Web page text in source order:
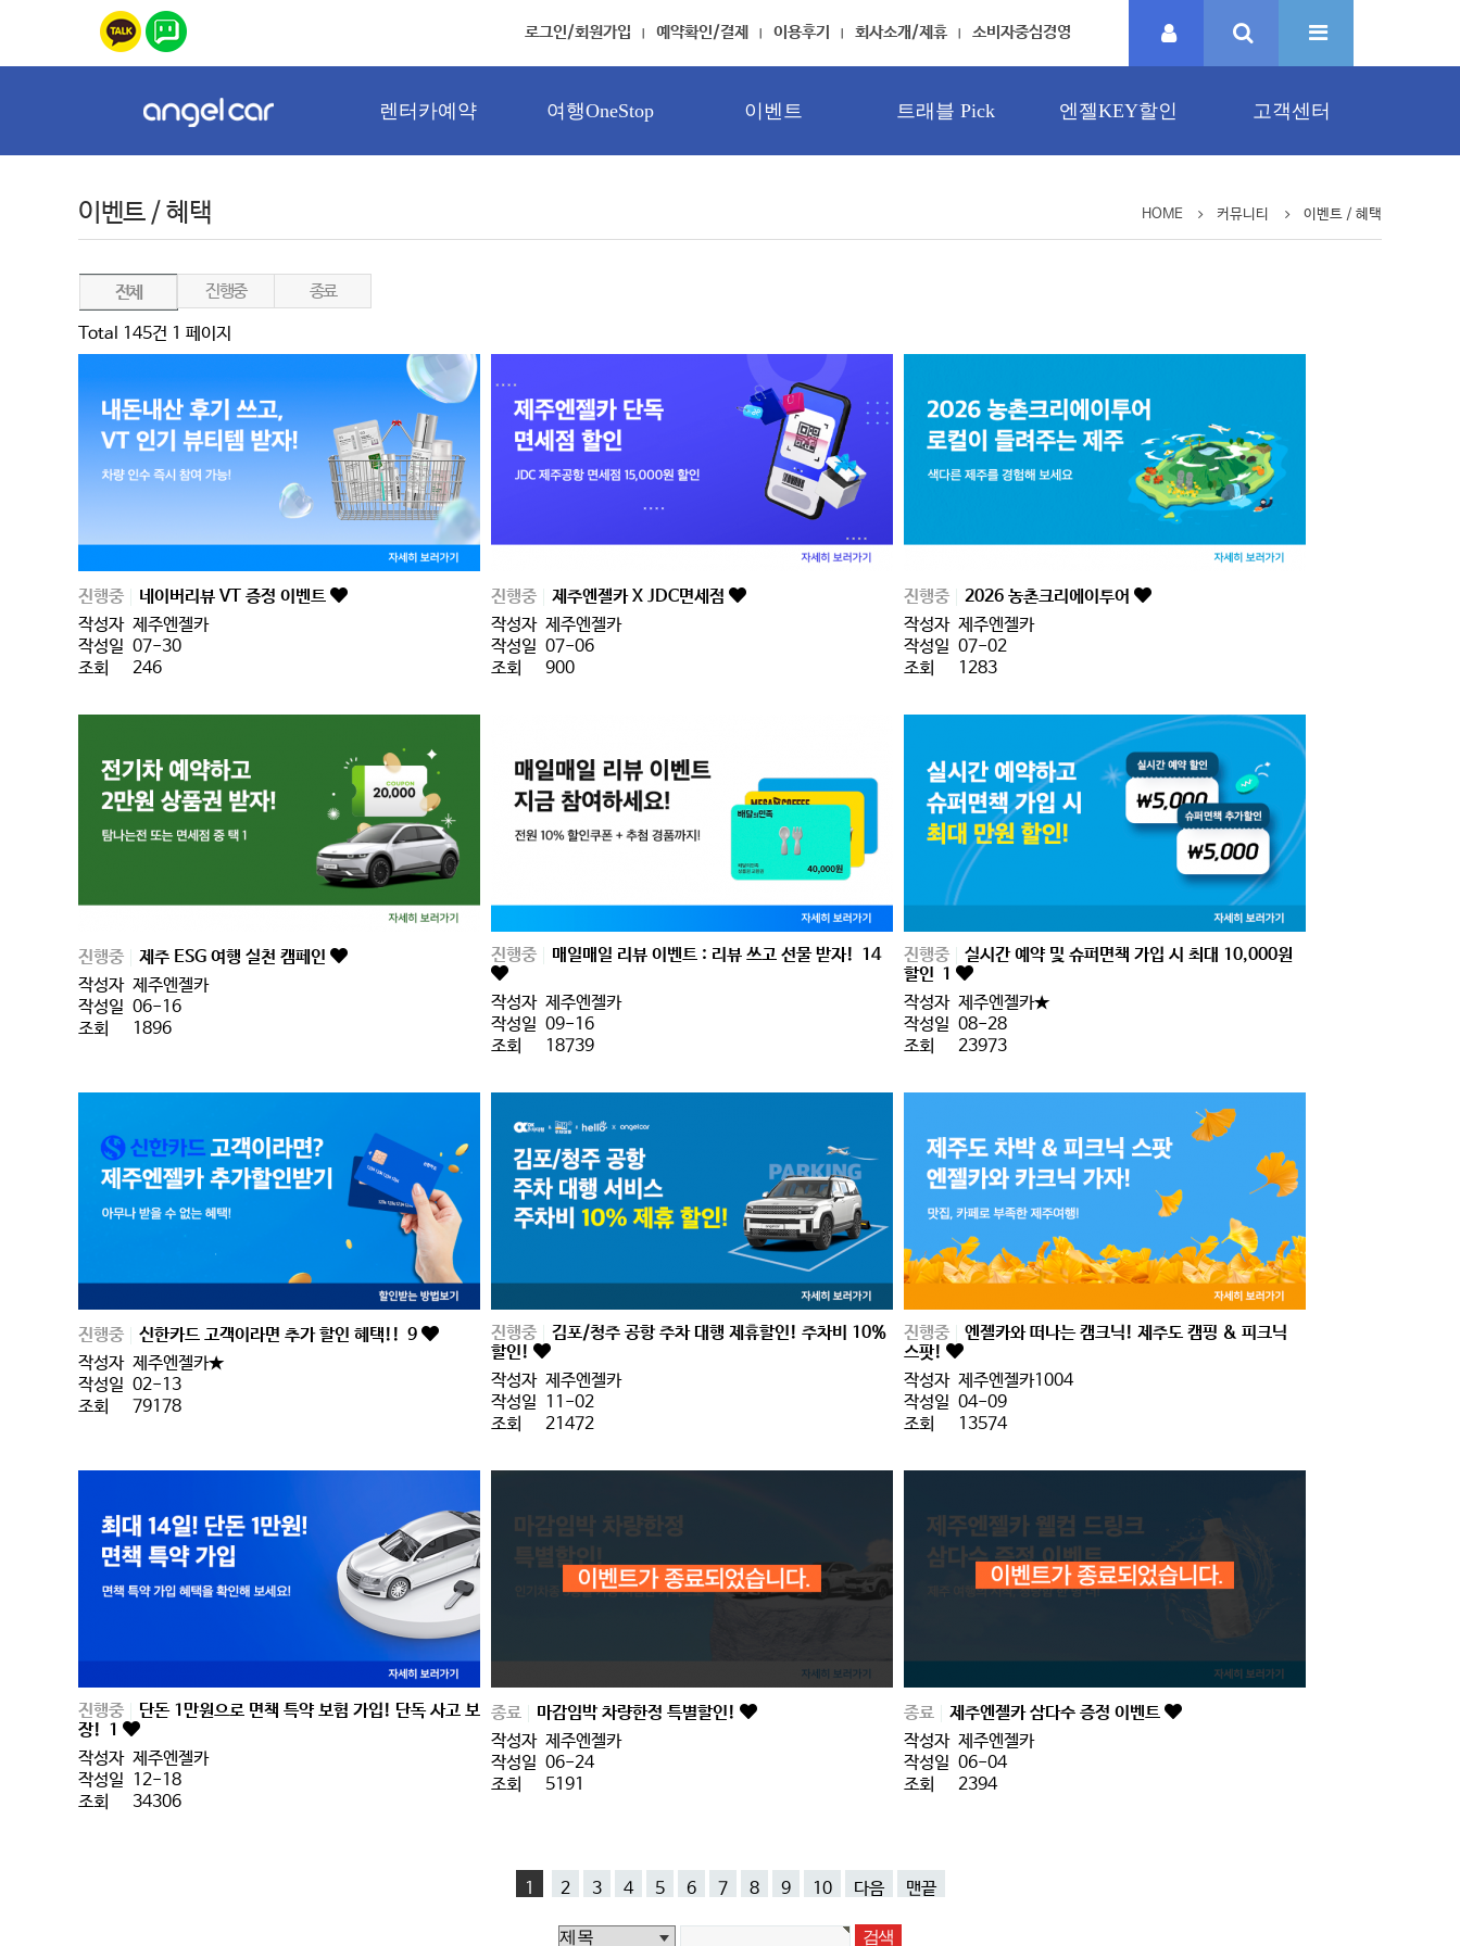
로그인/회원가입 예약확인/결제 이용후기 회사소개/제휴 소비자중심경영
렌터카예약 여행OneStop 이벤트 트래블 Pick 엔젤KEY할인 고객센터
이벤트 / 혜택 HOME 커뮤니티 이벤트 / 혜택
전체 진행중 종료
Total 145건 1 페이지
진행중
네이버리뷰 VT 증정 이벤트
작성자 제주엔젤카
작성일 07-30
조회
246
진행중
제주엔젤카 X JDC면세점
작성자 제주엔젤카
작성일 07-06
조회
900
진행중
2026 농촌크리에이투어
작성자 제주엔젤카
작성일 07-02
조회
1283
진행중
제주 ESG 여행 실천 캠페인
작성자 제주엔젤카
작성일 06-16
조회
1896
진행중 매일매일 리뷰 이벤트 : 리뷰 쓰고 선물 받자! 14
작성자 제주엔젤카
작성일 09-16
조회
18739
진행중
실시간 예약 및 슈퍼면책 가입 시 최대 10,000원
할인 1
작성자 제주엔젤카★
작성일 08-28
조회
23973
진행중 신한카드 고객이라면 추가 할인 혜택!! 9
작성자 제주엔젤카★
작성일 02-13
조회
79178
진행중
김포/청주 공항 주차 대행 제휴할인! 주차비 10%
할인!
작성자 제주엔젤카
작성일 11-02
조회
21472
진행중
엔젤카와 떠나는 캠크닉! 제주도 캠핑 & 피크닉
스팟!
작성자 제주엔젤카1004
작성일 04-09
조회
13574
진행중
단돈 1만원으로 면책 특약 보험 가입! 단독 사고 보
장! 1
작성자 제주엔젤카
작성일 12-18
조회
34306
종료
마감임박 차량한정 특별할인!
작성자 제주엔젤카
작성일 06-24
조회
5191
종료
제주엔젤카 삼다수 증정 이벤트
작성자 제주엔젤카
작성일 06-04
조회
2394
1 2 3 4 5 6 7 8 9 10 다음 맨끝